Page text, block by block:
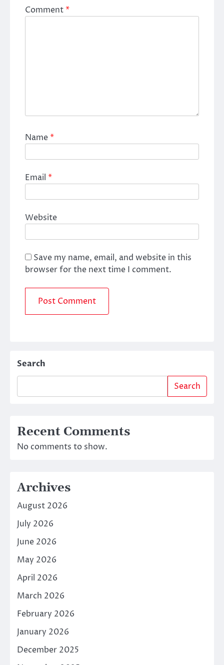
Comment*
Name*
Email *
Website
Save my name, email, and website in this
browser for the next time I comment.
Search
Search
Recent Comments
No comments to show.
Archives
August 2026
July 2026
June 2026
May 2026
April 2026
March 2026
February 2026
January 2026
December 2025